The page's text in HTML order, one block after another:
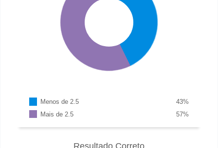
Menos de 2.5 %
43
Mais de 2.5
%
57